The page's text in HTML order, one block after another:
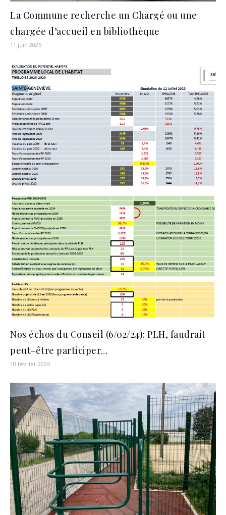
La Commune recherche un Chargé ou une
chargée d’accueil en bibliothèque
11 juin 2025
Nos échos du Conseil (6/02/24): PLH, faudrait
peut-être participer…
10 février 2024